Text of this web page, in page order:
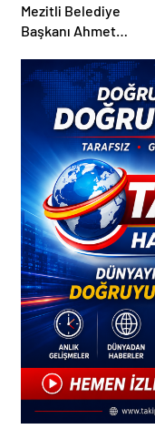
Mezitli Belediye
Başkanı Ahmet
Kırsal Mahalleleri
Gezdi